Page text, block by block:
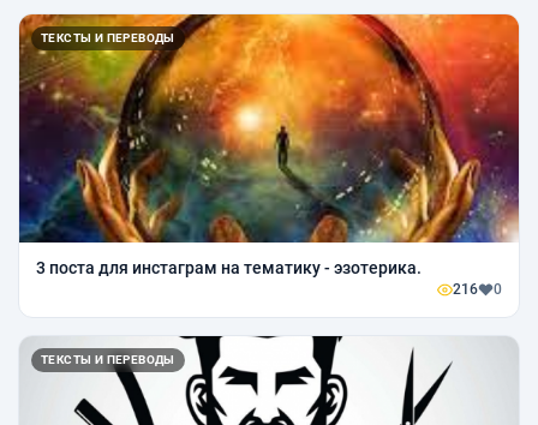
ТЕКСТЫ И ПЕРЕВОДЫ
3 поста для инстаграм на тематику - эзотерика.
216 0
ТЕКСТЫ И ПЕРЕВОДЫ